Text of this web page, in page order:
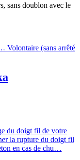
sans doublon avec le
Volontaire (sans arrêté
du doigt fil de votre
la rupture du doigt fil
en cas de chu…